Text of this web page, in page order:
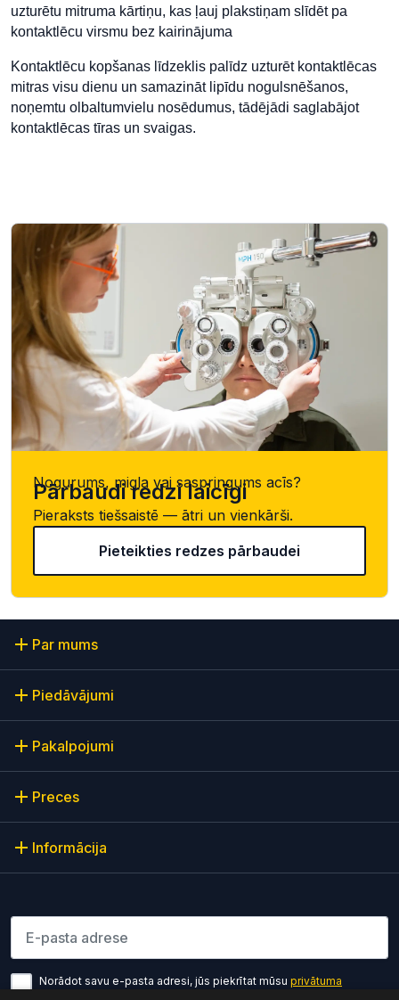
uzturētu mitruma kārtiņu, kas ļauj plakstiņam slīdēt pa
kontaktlēcu virsmu bez kairinājuma
Kontaktlēcu kopšanas līdzeklis palīdz uzturēt kontaktlēcas
mitras visu dienu un samazināt lipīdu nogulsnēšanos,
noņemtu olbaltumvielu nosēdumus, tādējādi saglabājot
kontaktlēcas tīras un svaigas.
Nogurums, migla vai saspringums acīs?
Pārbaudi redzi laicīgi
Pieraksts tiešsaistē — ātri un vienkārši.
Pieteikties redzes pārbaudei
Par mums
Piedāvājumi
Pakalpojumi
Preces
Informācija
Lūdzu ievadiet e-pasta adresi
Norādot savu e-pasta adresi, jūs piekrītat mūsu privātuma